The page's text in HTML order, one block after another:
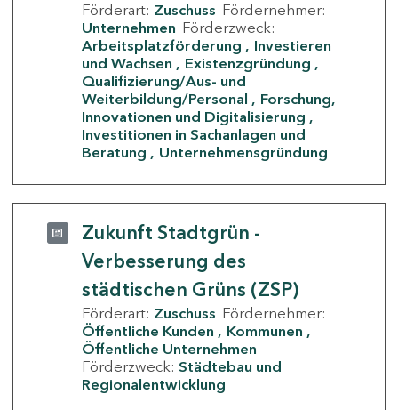
Förderart: Zuschuss Fördernehmer:
Unternehmen Förderzweck:
Arbeitsplatzförderung
Investieren
und Wachsen
Existenzgründung
Qualifizierung/Aus- und
Weiterbildung/Personal
Forschung,
Innovationen und Digitalisierung
Investitionen in Sachanlagen und
Beratung
Unternehmensgründung
Zukunft Stadtgrün -
Verbesserung des
städtischen Grüns (ZSP)
Förderart: Zuschuss Fördernehmer:
Öffentliche Kunden
Kommunen
Öffentliche Unternehmen
Förderzweck: Städtebau und
Regionalentwicklung